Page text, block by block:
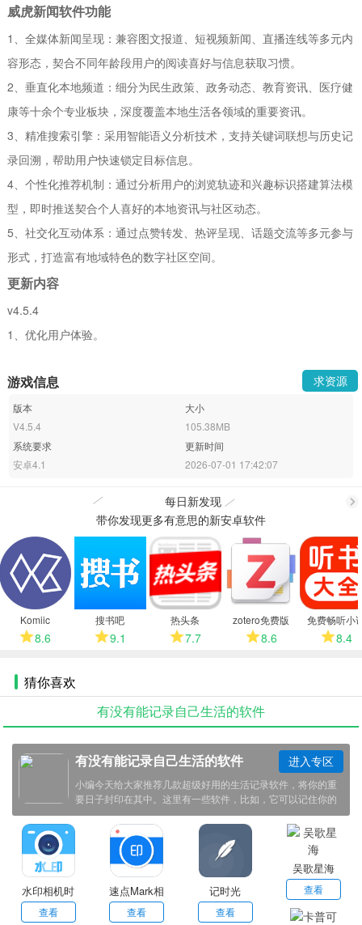
威虎新闻软件功能
1、全媒体新闻呈现：兼容图文报道、短视频新闻、直播连线等多元内
容形态，契合不同年龄段用户的阅读喜好与信息获取习惯。
2、垂直化本地频道：细分为民生政策、政务动态、教育资讯、医疗健
康等十余个专业板块，深度覆盖本地生活各领域的重要资讯。
3、精准搜索引擎：采用智能语义分析技术，支持关键词联想与历史记
录回溯，帮助用户快速锁定目标信息。
4、个性化推荐机制：通过分析用户的浏览轨迹和兴趣标识搭建算法模
型，即时推送契合个人喜好的本地资讯与社区动态。
5、社交化互动体系：通过点赞转发、热评呈现、话题交流等多元参与
形式，打造富有地域特色的数字社区空间。
更新内容
v4.5.4
1、优化用户体验。
游戏信息 求资源
版本
V4.5.4
大小
105.38MB
系统要求
安卓4.1
更新时间
2026-07-01 17:42:07
每日新发现
多
带你发现更多有意思的新安卓软件
Komiic
8.6
搜书吧
9.1
热头条
7.7
zotero免费版
8.6
免费畅听小
8.4
猜你喜欢
有没有能记录自己生活的软件
有没有能记录自己生活的软件
小编今天给大家推荐几款超级好用的生活记录软件，将你的重
要日子封印在其中。这里有一些软件，比如，它可以记住你的
生日、纪念日，甚至记录你和TA的恋爱天数，让每一个特殊的
日子都如诗如画般熠熠生辉，如果对这些软件感兴趣的话，就
来下载吧。
进入专区
水印相机时
间打卡
查看
速点Mark相
机
查看
记时光
查看
吴歌星海
查看